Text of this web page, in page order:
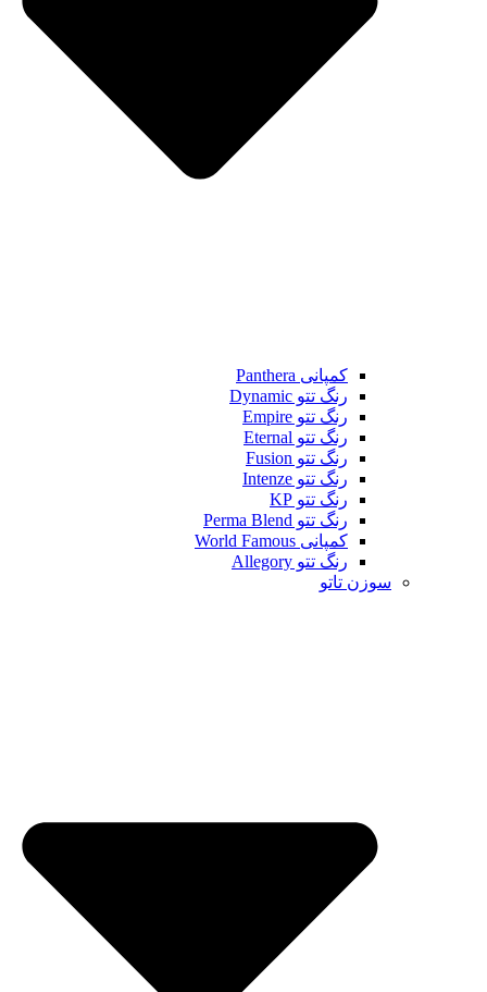
کمپانی Panthera
رنگ تتو Dynamic
رنگ تتو Empire
رنگ تتو Eternal
رنگ تتو Fusion
رنگ تتو Intenze
رنگ تتو KP
رنگ تتو Perma Blend
کمپانی World Famous
رنگ تتو Allegory
سوزن تاتو